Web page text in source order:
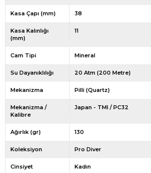
Kasa Çapı (mm) 38
Kasa Kalınlığı
(mm)
11
Cam Tipi Mineral
Su Dayanıklılığı 20 Atm (200 Metre)
Mekanizma Pilli (Quartz)
Mekanizma /
Kalibre
Japan - TMI / PC32
Ağırlık (gr) 130
Koleksiyon Pro Diver
Cinsiyet Kadın